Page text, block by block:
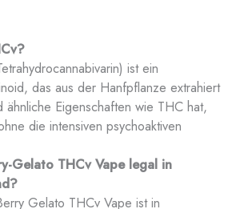
ist ein
das aus der Hanfpflanze extrahiert
ähnliche Eigenschaften wie THC hat,
die intensiven psychoaktiven
Gelato THCv Vape legal in
Gelato THCv Vape ist in